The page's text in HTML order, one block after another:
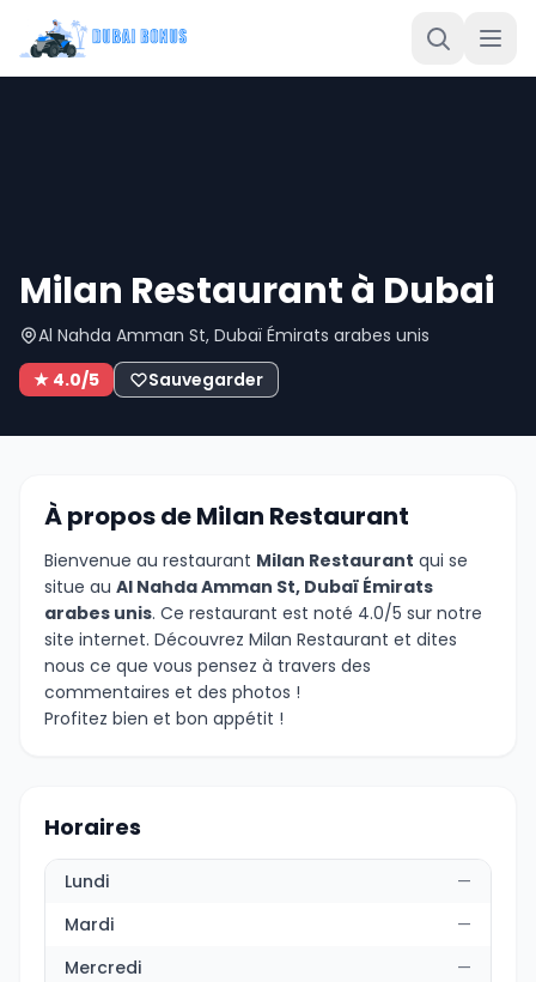
Milan Restaurant à Dubai
Al Nahda Amman St, Dubaï Émirats arabes unis
★ 4.0/5
Sauvegarder
À propos de Milan Restaurant
Bienvenue au restaurant Milan Restaurant qui se
situe au Al Nahda Amman St, Dubaï Émirats
arabes unis. Ce restaurant est noté 4.0/5 sur notre
site internet. Découvrez Milan Restaurant et dites
nous ce que vous pensez à travers des
commentaires et des photos !
Profitez bien et bon appétit !
Horaires
Lundi
—
Mardi
—
Mercredi
—